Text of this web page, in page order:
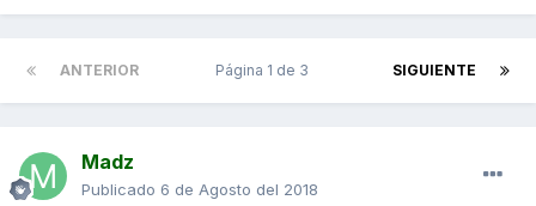
ANTERIOR SIGUIENTE
Página 1 de 3
Madz
Publicado 6 de Agosto del 2018